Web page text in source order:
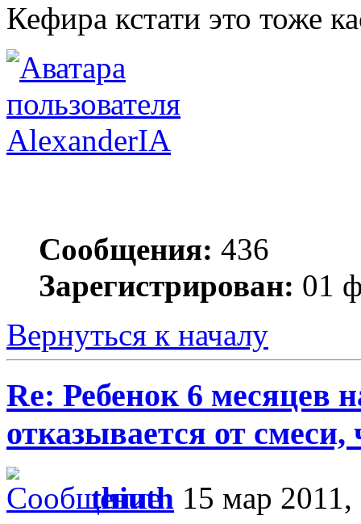
Кефира кстати это тоже
AlexanderIA
Сообщения: 436
Зарегистрирован: 01
Вернуться к началу
Re: Ребенок 6 месяцев
отказывается от
thiuth 15 мар